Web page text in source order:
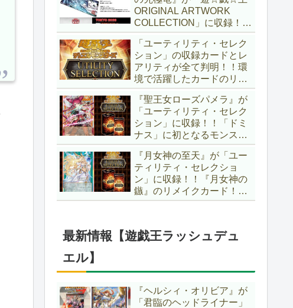
ですね～。「Ｖジャンプ
(2026年10月号)」付属カー
ド。【遊戯王OCG】
ORIGINAL ARTWORK
COLLECTION」に収録！！
3回の攻撃と除去、強固な
耐性と、正しく『強靭！無
敵！最強！』な「ブルーア
イズ」が登場です！！【遊
戯王OCG】
「ユーティリティ・セレク
ション」の収録カードとレ
アリティが全て判明！！環
境で活躍したカードのリメ
イクが多数収録！！調整版
『墓穴の指名者』や「ドミ
ナス」の少女のカード化な
ど、注目要素が満載ですね
～。【遊戯王OCG】
『聖王女ローズパメラ』が
「ユーティリティ・セレク
ション」に収録！！「ドミ
ナス」に初となるモンスタ
ーが登場！！『聖王の粉
砕』や『列王詩篇』に描か
れていた少女で、実際にこ
の2種を強力にサポートし
ていますね！！【遊戯王
『月女神の至天』が「ユー
ティリティ・セレクショ
ン」に収録！！『月女神の
鏃』のリメイクカード！！
選出傾向が読めなくなりま
無効化範囲の広がった『墓
穴の指名者』はめちゃくち
最新情報【遊戯王ラッシュデュ
エル】
『ヘルシィ・オリビア』が
「君臨のヘッドライナー」